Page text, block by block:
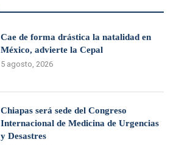
Cae de forma drástica la natalidad en
México, advierte la Cepal
5 agosto, 2026
Chiapas será sede del Congreso
Internacional de Medicina de Urgencias
y Desastres